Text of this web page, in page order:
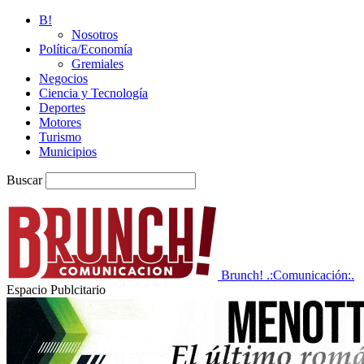
B!
Nosotros
Política/Economía
Gremiales
Negocios
Ciencia y Tecnología
Deportes
Motores
Turismo
Municipios
Buscar
Brunch! .:Comunicación:.
Espacio Publcitario